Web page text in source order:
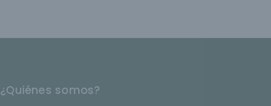
¿Quiénes somos?